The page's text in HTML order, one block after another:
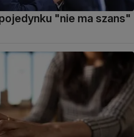
"nie ma szans"